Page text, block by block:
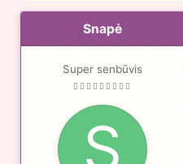
Snapė
Super senbūvis